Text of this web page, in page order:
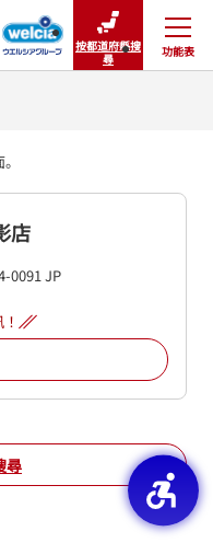
按都道府縣搜
尋
功能表
關閉
店
0091JP
尋